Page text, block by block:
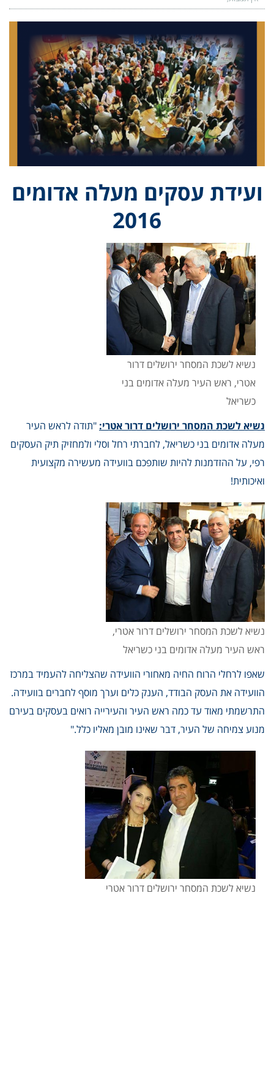
ועידת עסקים מעלה אדומים
2016
נשיא לשכת המסחר ירושלים דרור
אטרי, ראש העיר מעלה אדומים בני
כשריאל
נשיא לשכת המסחר ירושלים דרור אטרי: "תודה לראש העיר
מעלה אדומים בני כשריאל, לחברתי רחל וסלי ולמחזיק תיק העסקים
רפי, על ההזדמנות להיות שותפכם בוועידה מעשירה מקצועית
ואיכותית!
נשיא לשכת המסחר ירושלים דרור אטרי,
ראש העיר מעלה אדומים בני כשריאל
שאפו לרחלי הרוח החיה מאחורי הוועידה שהצליחה להעמיד במרכז
הוועידה את העסק הבודד, הענק כלים וערך מוסף לחברים בוועידה.
התרשמתי מאוד עד כמה ראש העיר והעירייה רואים בעסקים בעירם
מנוע צמיחה של העיר, דבר שאינו מובן מאליו כלל."
נשיא לשכת המסחר ירושלים דרור אטרי